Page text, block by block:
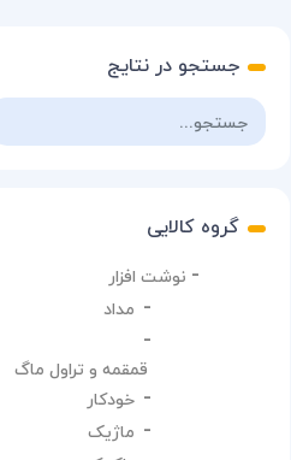
جستجو در نتایج
گروه کالایی
نوشت افزار
مداد
قمقمه و تراول ماگ
خودکار
ماژیک